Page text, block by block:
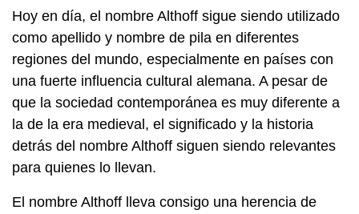
Hoy en día, el nombre Althoff sigue siendo utilizado
como apellido y nombre de pila en diferentes
regiones del mundo, especialmente en países con
una fuerte influencia cultural alemana. A pesar de
que la sociedad contemporánea es muy diferente a
la de la era medieval, el significado y la historia
detrás del nombre Althoff siguen siendo relevantes
para quienes lo llevan.
El nombre Althoff lleva consigo una herencia de